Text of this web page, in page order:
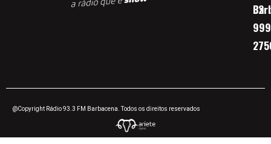
32
@Copyright Rádio 93.3 FM Barbacena. Todos os direitos reservados